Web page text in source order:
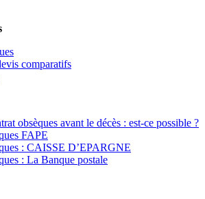
comparatifs
obsèques avant le décès : est-ce possible ?
FAPE
: CAISSE D’EPARGNE
: La Banque postale